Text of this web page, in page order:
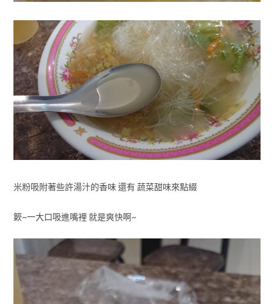
米粉吸附著些許湯汁的香味 還有 蔬菜甜味來點綴
簌~一大口吸進嘴裡 就是爽快啊~